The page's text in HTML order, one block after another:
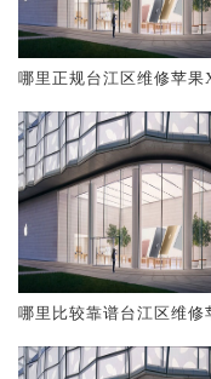
哪里正规台江区维修苹果
哪里比较靠谱台江区维修